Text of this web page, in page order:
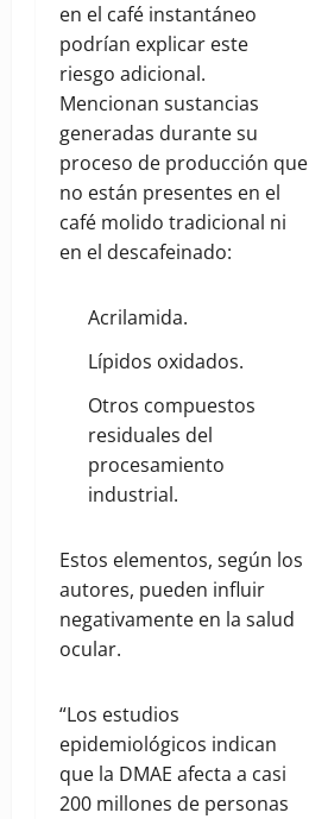
en el café instantáneo
podrían explicar este
riesgo adicional.
Mencionan sustancias
generadas durante su
proceso de producción que
no están presentes en el
café molido tradicional ni
en el descafeinado:
Acrilamida.
Lípidos oxidados.
Otros compuestos
residuales del
procesamiento
industrial.
Estos elementos, según los
autores, pueden influir
negativamente en la salud
ocular.
“Los estudios
epidemiológicos indican
que la DMAE afecta a casi
200 millones de personas